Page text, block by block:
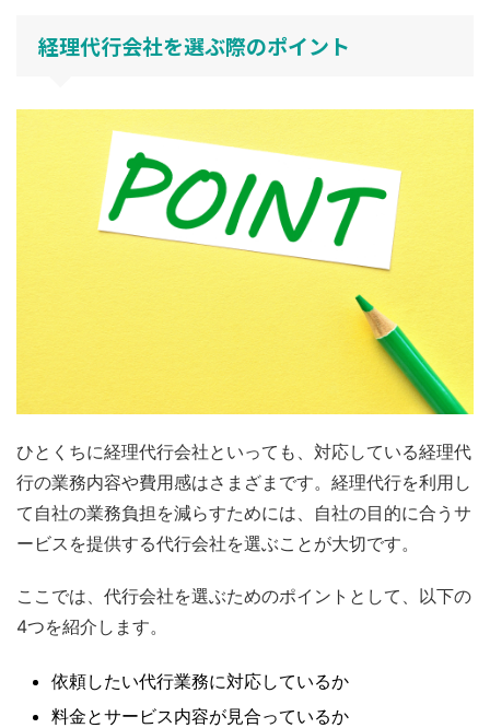
経理代行会社を選ぶ際のポイント
ひとくちに経理代行会社といっても、対応している経理代
行の業務内容や費用感はさまざまです。経理代行を利用し
て自社の業務負担を減らすためには、自社の目的に合うサ
ービスを提供する代行会社を選ぶことが大切です。
ここでは、代行会社を選ぶためのポイントとして、以下の
4つを紹介します。
依頼したい代行業務に対応しているか
料金とサービス内容が見合っているか